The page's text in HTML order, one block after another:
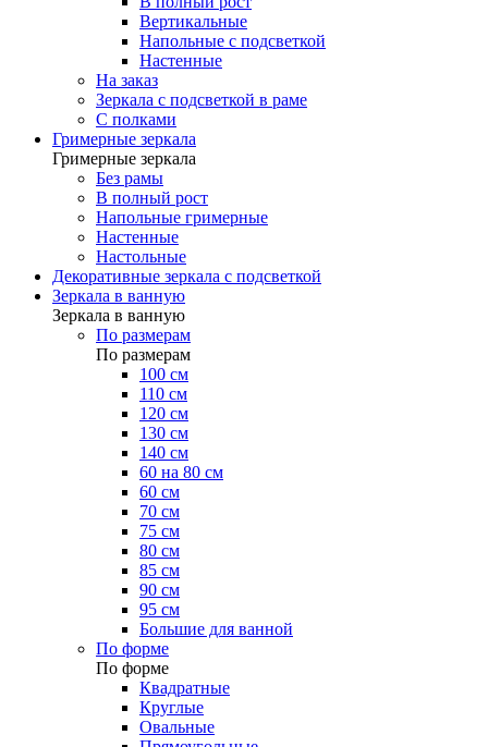
Вертикальные
Напольные с подсветкой
Настенные
На заказ
Зеркала с подсветкой в раме
С полками
Гримерные зеркала
Гримерные зеркала
Без рамы
В полный рост
Напольные гримерные
Настенные
Настольные
Декоративные зеркала с подсветкой
Зеркала в ванную
Зеркала в ванную
По размерам
По размерам
100 см
110 см
120 см
130 см
140 см
60 на 80 см
60 см
70 см
75 см
80 см
85 см
90 см
95 см
Большие для ванной
По форме
По форме
Квадратные
Круглые
Овальные